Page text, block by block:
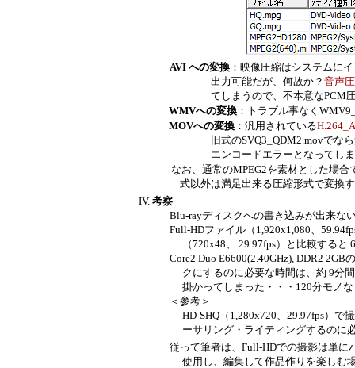
AVI への変換：映像圧縮はシステムに
出力可能だが、何故か？ 音声
てしまうので、不本意なPCM圧縮を
WMVへの変換：トラブル事なく
MOVへの変換：汎用されている
旧式のSVQ3_QDM2.movでなら変換可
エンコードエラーとなってしま
なお、通常のMPEG2を素材とした場
式以外は満足出来る圧縮形式で変換する
IV. 考察
Blu-rayディスクへの書き込みが出来な
Full-HDファイル（1,920x1,080、
（720x48、
29.97fps）と比較すると
Core2 Duo E6600(2.40GHz), DDR2 2GBの
ク にするのに必要な時間は、約 9分
掛かってしまった・・・120分モノ
＜参考＞
HD-SHQ（1,280x720、29.97fps）で
ーサリング・ライティングするのに
従って筆者は、Full-HDでの撮影は単にハイ
使用し、編集して作品作りを楽しむ場合は